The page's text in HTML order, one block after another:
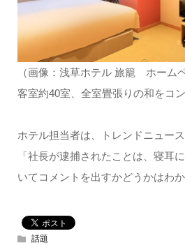
（画像：浅草ホテル 旅籠 ホーム
客室約40室、全室畳張りの和をコ
ホテル担当者は、トレンドニュー
「社長が逮捕されたことは、寝耳
いてコメントを出すかどうかはわ
話題